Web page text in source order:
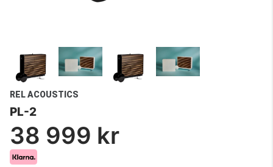
REL ACOUSTICS
PL-2
38 999 kr